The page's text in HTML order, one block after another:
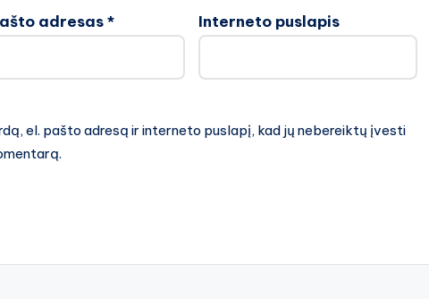
adresas* Interneto puslapis
el. pašto adresą ir interneto puslapį, kad jų nebereiktų įvesti